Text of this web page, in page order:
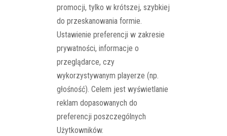
promocji, tylko w krótszej, szybkiej
do przeskanowania formie.
Ustawienie preferencji w zakresie
prywatności, informacje o
przeglądarce, czy
wykorzystywanym playerze (np.
głośność). Celem jest wyświetlanie
reklam dopasowanych do
preferencji poszczególnych
Użytkowników.